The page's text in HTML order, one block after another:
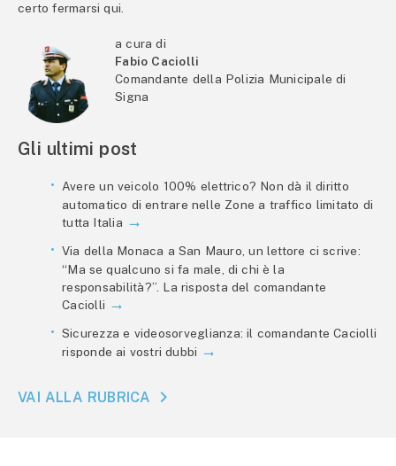
certo fermarsi qui.
a cura di
Fabio Caciolli
Comandante della Polizia Municipale di
Signa
Gli ultimi post
Avere un veicolo 100% elettrico? Non dà il diritto
automatico di entrare nelle Zone a traffico limitato di
tutta Italia
Via della Monaca a San Mauro, un lettore ci scrive:
“Ma se qualcuno si fa male, di chi è la
responsabilità?”. La risposta del comandante
Caciolli
Sicurezza e videosorveglianza: il comandante Caciolli
risponde ai vostri dubbi
VAI ALLA RUBRICA